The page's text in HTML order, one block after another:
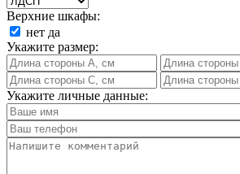
Верхние шкафы:
нет да
Укажите размер:
Укажите личные данные: